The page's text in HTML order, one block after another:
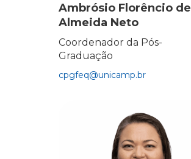
Ambrósio Florêncio de
Almeida Neto
Coordenador da Pós-
Graduação
cpgfeq@unicamp.br